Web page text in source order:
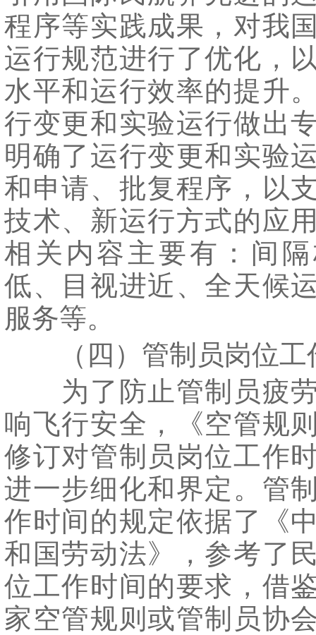
程序等实践成果，对我
运行规范进行了优化，
水平和运行效率的提升
行变更和实验运行做出
明确了运行变更和实验
和申请、批复程序，以
技术、新运行方式的应
相关内容主要有：间
低、目视进近、全天候
服务等。
（四）管制员岗位工
为了防止管制员疲劳
响飞行安全，《空管规
修订对管制员岗位工作
进一步细化和界定。管
作时间的规定依据了《
和国劳动法》，参考了
位工作时间的要求，借
家空管规则或管制员协